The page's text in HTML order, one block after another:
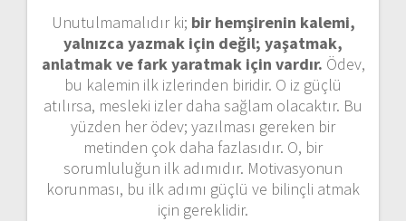
Unutulmamalıdır ki; bir hemşirenin kalemi,
yalnızca yazmak için değil; yaşatmak,
anlatmak ve fark yaratmak için vardır. Ödev,
bu kalemin ilk izlerinden biridir. O iz güçlü
atılırsa, mesleki izler daha sağlam olacaktır. Bu
yüzden her ödev; yazılması gereken bir
metinden çok daha fazlasıdır. O, bir
sorumluluğun ilk adımıdır. Motivasyonun
korunması, bu ilk adımı güçlü ve bilinçli atmak
için gereklidir.